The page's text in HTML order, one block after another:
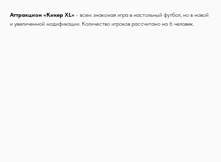
Аттракцион «Кикер XL» - всем знакомая игра в настольный футбол, но в новой
и увеличенной модификации. Количество игроков рассчитано на 6 человек.